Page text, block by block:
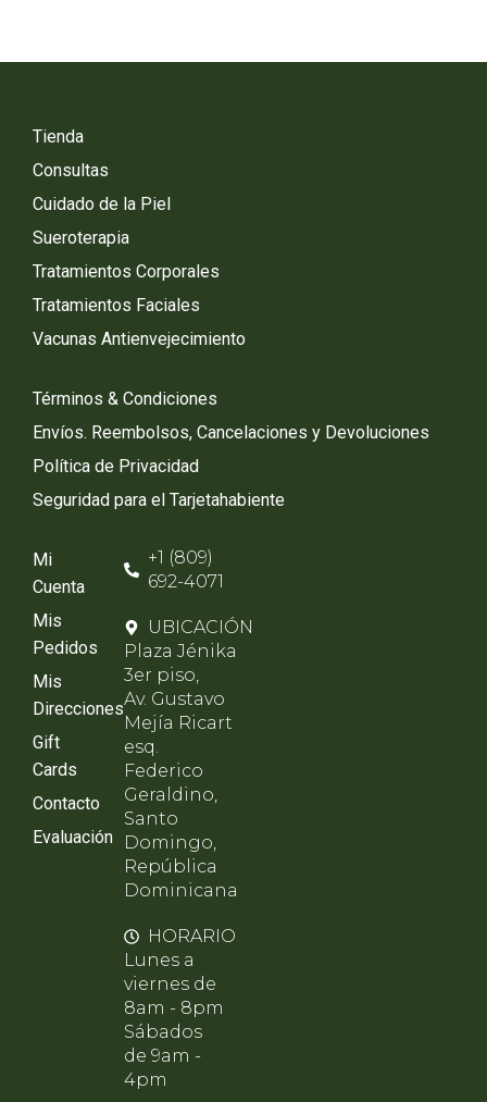
Tienda
Consultas
Cuidado de la Piel
Sueroterapia
Tratamientos Corporales
Tratamientos Faciales
Vacunas Antienvejecimiento
Términos & Condiciones
Envíos. Reembolsos, Cancelaciones y Devoluciones
Política de Privacidad
Seguridad para el Tarjetahabiente
Mi
Cuenta
Mis
Pedidos
Mis
Direcciones
Gift
Cards
Contacto
Evaluación
+1 (809)
692-4071
UBICACIÓN
Plaza Jénika
3er piso,
Av. Gustavo
Mejía Ricart
esq.
Federico
Geraldino,
Santo
Domingo,
República
Dominicana
HORARIO
Lunes a
viernes de
8am - 8pm
Sábados
de 9am -
4pm